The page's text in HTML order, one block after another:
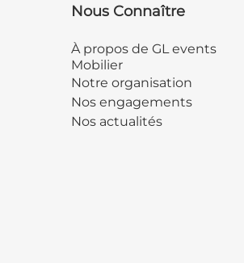
Nous Connaître
À propos de GL events
Mobilier
Notre organisation
Nos engagements
Nos actualités